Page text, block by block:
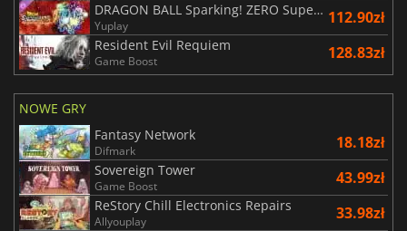
DRAGON BALL Sparking! ZERO Super Limit Breaking NEO
Yuplay 112.90zł
Resident Evil Requiem
Game Boost 128.83zł
NOWE GRY
Fantasy Network
Difmark 18.18zł
Sovereign Tower
Game Boost 43.99zł
ReStory Chill Electronics Repairs
Allyouplay 33.98zł